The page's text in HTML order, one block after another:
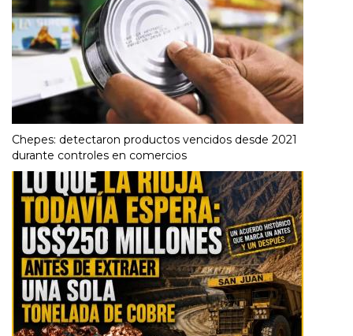
Chepes: detectaron productos vencidos desde 2021
durante controles en comercios